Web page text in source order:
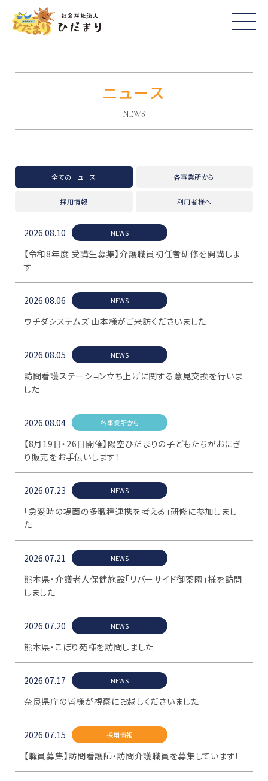
ニュース
NEWS
全てのニュース 各事業所から
採用情報 利用者様へ
2026.08.10 NEWS
【令和8年度 受講生募集】介護職員初任者研修を開講しま
す
2026.08.06 NEWS
ウチダシステムズ 山本様がご来訪くださいました
2026.08.05 NEWS
訪問看護ステーション立ち上げに関する意見交換を行いま
した
2026.08.04 各事業所から
【8月19日・26日開催】陽空ひだまりの子どもたちがおにぎ
り販売をお手伝いします！
2026.07.23 NEWS
「急変時の場面の多職種連携を考える」研修に参加しまし
た
2026.07.21 NEWS
熊本県・介護老人保健施設「リバーサイド御薬園」様を訪問
しました
2026.07.20 NEWS
熊本県・こぼり苑様を訪問しました
2026.07.17 NEWS
奈良県庁の皆様が視察にお越しくださいました
2026.07.15 採用情報
【職員募集】訪問看護師・訪問介護職員を募集しています！